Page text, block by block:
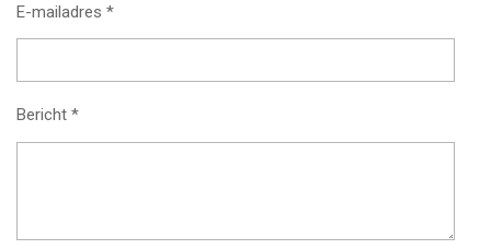
E-mailadres *
Bericht *